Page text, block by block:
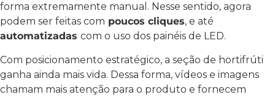
forma extremamente manual. Nesse sentido, agora
podem ser feitas com poucos cliques, e até
automatizadas com o uso dos painéis de LED.
Com posicionamento estratégico, a seção de hortifrúti
ganha ainda mais vida. Dessa forma, vídeos e imagens
chamam mais atenção para o produto e fornecem